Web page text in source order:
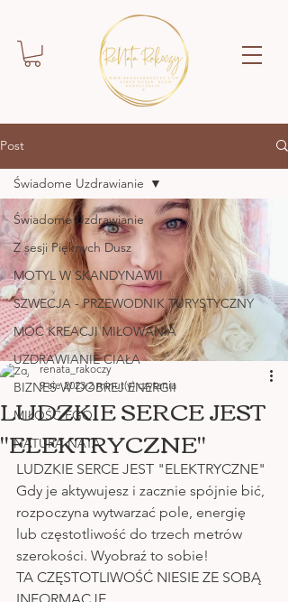
Post
Świadome Uzdrawianie
Z sesji Pięknych Dusz
MOTYL W SKANDYNAWII
SZWECJA - PRZEWODNIK TURYSTYCZNY
MOC KREACJI MIŁOWANIA
UZDRAWIANIE CIAŁA
BIZNES W DOBREJ ENERGII
MIŁOŚĆ EGO
NATURA NATA
Świadome Uzdrawianie
LUDZKIE SERCE JEST
"ELEKTRYCZNE"
renata_rakoczy
9 sie 2023 2 minut(y) czytania
LUDZKIE SERCE JEST "ELEKTRYCZNE"
Gdy je aktywujesz i zacznie spójnie bić,
rozpoczyna wytwarzać pole, energię
lub częstotliwość do trzech metrów
szerokości. Wyobraź to sobie!
TA CZĘSTOTLIWOŚĆ NIESIE ZE SOBĄ
INFORMACJE.